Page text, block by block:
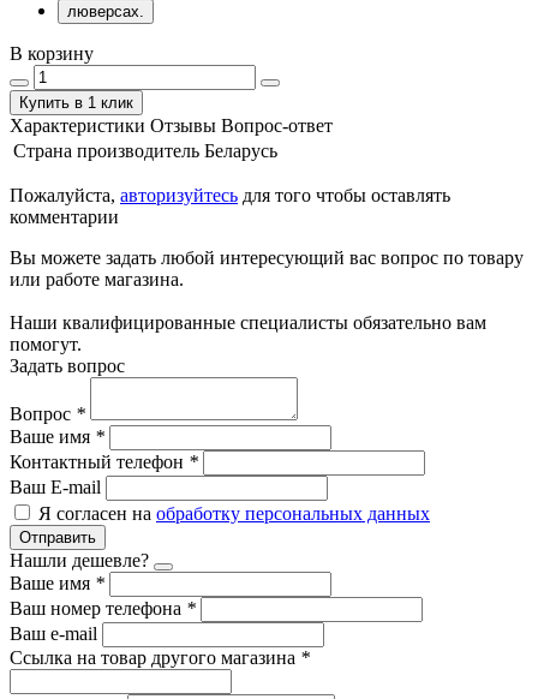
люверсах.
В корзину
Купить в 1 клик
Характеристики Отзывы Вопрос-ответ
Страна производитель Беларусь
Пожалуйста, авторизуйтесь для того чтобы оставлять
комментарии
Вы можете задать любой интересующий вас вопрос по товару
или работе магазина.
Наши квалифицированные специалисты обязательно вам
помогут.
Задать вопрос
Вопрос *
Ваше имя *
Контактный телефон *
Ваш E-mail
Я согласен на обработку персональных данных
Отправить
Нашли дешевле?
Ваше имя *
Ваш номер телефона *
Ваш e-mail
Ссылка на товар другого магазина *